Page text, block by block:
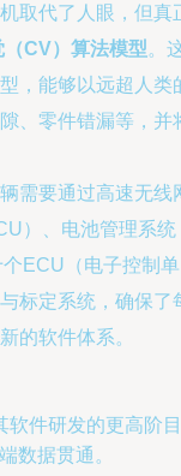
取代了人眼，但真
CV）算法模型。
，能够以远超人类
、零件错漏等，并
需要通过高速无线
）、电池管理系统
个ECU（电子控制单
标定系统，确保了
的软件体系。
软件研发的更高阶目
数据贯通。